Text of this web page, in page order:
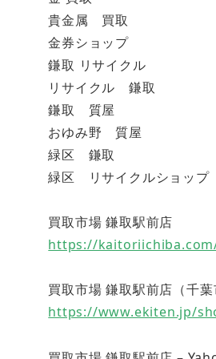
貴金属 買取
金券ショップ
鎌取 リサイクル
リサイクル 鎌取
鎌取 質屋
おゆみ野 質屋
緑区 鎌取
緑区 リサイクルショップ
買取市場 鎌取駅前店
https://
買取市場 鎌取駅前店（千
https://www.ekiten.jp/